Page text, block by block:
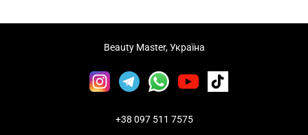
Beauty Master, Україна
+38 097 511 7575